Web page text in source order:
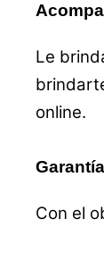
Le
online.
Con el